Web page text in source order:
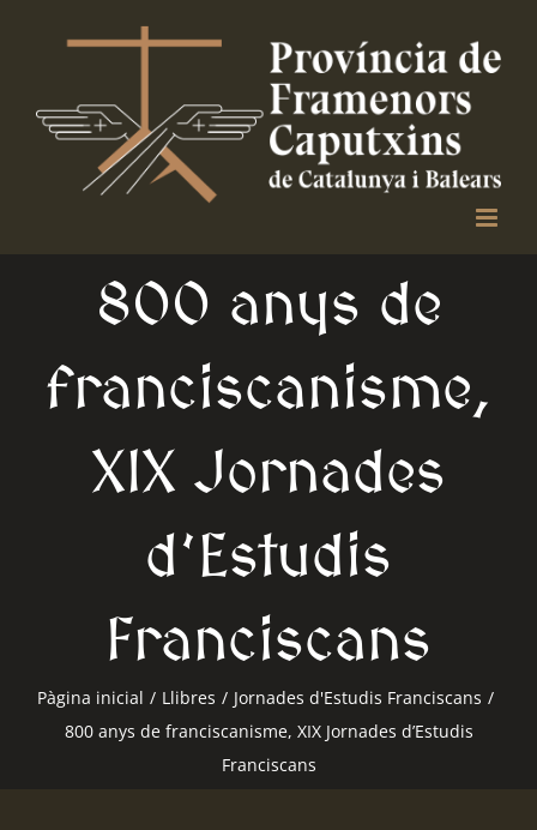
800 anys de
franciscanisme,
XIX Jornades
d’Estudis
Franciscans
Pàgina inicial / Llibres / Jornades d'Estudis Franciscans /
800 anys de franciscanisme, XIX Jornades d’Estudis
Franciscans